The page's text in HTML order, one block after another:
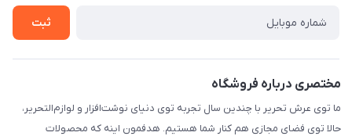
تماس با ما
ثبت
مختصری درباره فروشگاه
ما توی عرش تحریر با چندین سال تجربه توی دنیای نوشت‌افزار و لوازم‌التحریر،
حالا توی فضای مجازی هم کنار شما هستیم. هدفمون اینه که محصولات